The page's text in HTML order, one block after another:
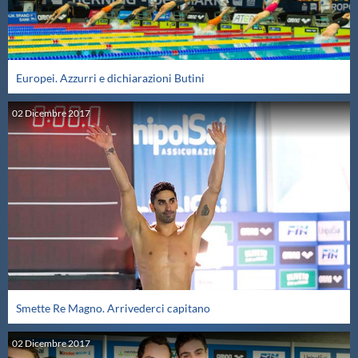
Europei. Azzurri e dichiarazioni Butini
02 Dicembre2017
Smette Re Magno. Arrivederci capitano
02Dicembre2017